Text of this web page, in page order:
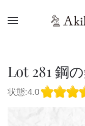
Lot 281 鋼
状態:4.0